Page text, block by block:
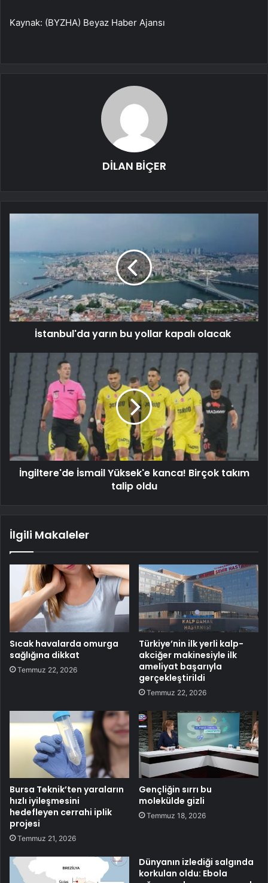
Kaynak: (BYZHA) Beyaz Haber Ajansı
DİLAN BİÇER
İstanbul'da yarın bu yollar kapalı olacak
İngiltere'de İsmail Yüksek'e kanca! Birçok takım
talip oldu
İlgili Makaleler
Sıcak havalarda omurga
sağlığına dikkat
Temmuz 22, 2026
Türkiye’nin ilk yerli kalp-
akciğer makinesiyle ilk
ameliyat başarıyla
gerçekleştirildi
Temmuz 22, 2026
Bursa Teknik’ten yaraların
hızlı iyileşmesini
hedefleyen cerrahi iplik
projesi
Temmuz 21, 2026
Gençliğin sırrı bu
molekülde gizli
Temmuz 18, 2026
Dünyanın izlediği salgında
korkulan oldu: Ebola